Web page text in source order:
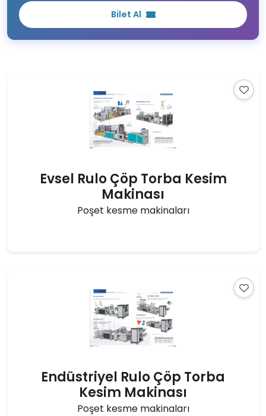
Bilet Al
Evsel Rulo Çöp Torba Kesim
Makinası
Poşet kesme makinaları
Endüstriyel Rulo Çöp Torba
Kesim Makinası
Poşet kesme makinaları